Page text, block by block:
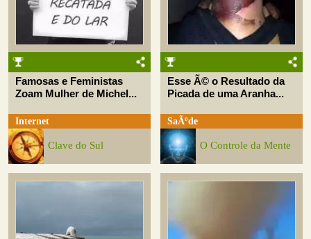
Famosas e Feministas
Zoam Mulher de Michel...
Internet
Clave do Sul
Esse Ã© o Resultado da
Picada de uma Aranha...
SaÃºde
O Controle da Mente